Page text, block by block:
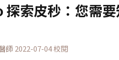
索皮秒：您需
師 2022-07-04 校閱